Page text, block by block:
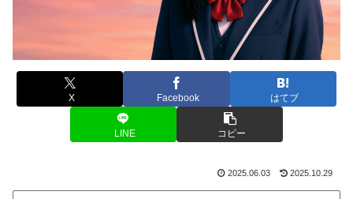
X Facebook はてブ
LINE コピー
2025.06.03 2025.10.29